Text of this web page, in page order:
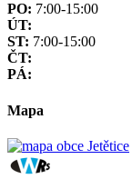
PO: 7:00-15:00
ÚT:
ST: 7:00-15:00
ČT:
PÁ:
Mapa